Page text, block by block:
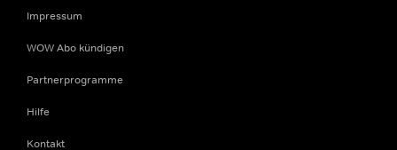
Impressum
WOW Abo kündigen
Partnerprogramme
Hilfe
Kontakt